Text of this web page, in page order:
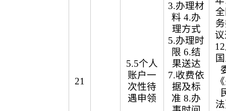
21
5.5个人
账户一
次性待
遇申领
3.办理材
料 4.办
理方式
5.办理时
限 6.结
果送达
7.收费依
据及标
准 8.办